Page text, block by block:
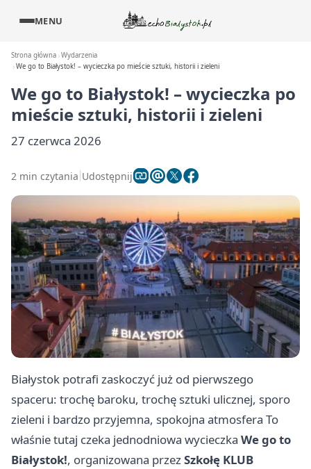
MENU
Strona główna Wydarzenia
We go to Białystok! – wycieczka po mieście sztuki, historii i zieleni
We go to Białystok! – wycieczka po
mieście sztuki, historii i zieleni
27 czerwca 2026
2 min czytania Udostępnij
Białystok potrafi zaskoczyć już od pierwszego
spaceru: trochę baroku, trochę sztuki ulicznej, sporo
zieleni i bardzo przyjemna, spokojna atmosfera To
właśnie tutaj czeka jednodniowa wycieczka We go to
Białystok!, organizowana przezSzkołę KLUB